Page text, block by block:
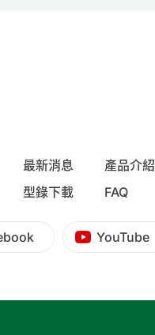
最新消息 產品介紹
型錄下載
FAQ
YouTube